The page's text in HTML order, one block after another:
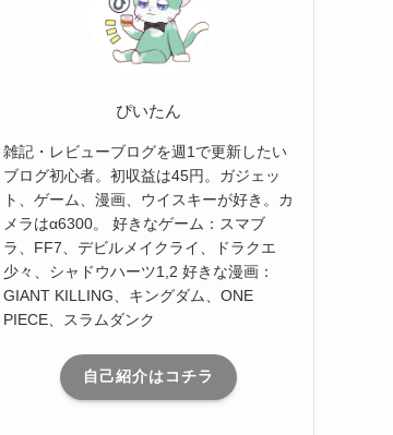
ぴいたん
雑記・レビューブログを週1で更新したい
ブログ初心者。初収益は45円。ガジェッ
ト、ゲーム、漫画、ウイスキーが好き。カ
メラはα6300。 好きなゲーム：スマブ
ラ、FF7、デビルメイクライ、ドラクエ
少々、シャドウハーツ1,2 好きな漫画：
GIANT KILLING、キングダム、ONE
PIECE、スラムダンク
自己紹介はコチラ